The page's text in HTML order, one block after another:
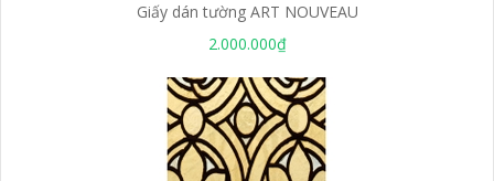
Giấy dán tường ART NOUVEAU
2.000.000₫